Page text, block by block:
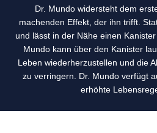
Dr. Mundo widersteht dem
machenden Effekt, der ihn trifft.
und lässt in der Nähe einen
Mundo kann über den Kanister
Leben wiederherzustellen und die
zu verringern. Dr. Mundo verfügt
erhöhte